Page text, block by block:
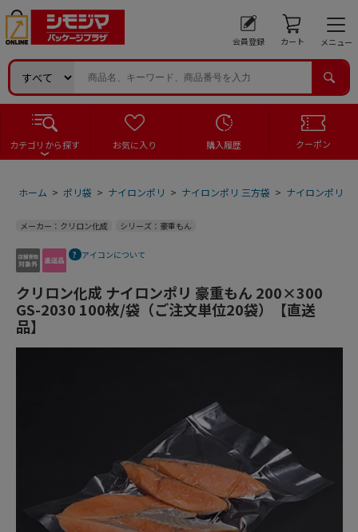
会員登録 カート メニュー
カテゴリから探す お気に入り 購入履歴 クーポン
ホーム > ポリ袋 > ナイロンポリ > ナイロンポリ 三方袋 > ナイロンポリ
メーカー：クリロン化成 シリーズ：豪重もん
アイコンについて
クリロン化成 ナイロンポリ 豪重もん 200×300
GS-2030 100枚/袋（ご注文単位20袋）【直送
品】